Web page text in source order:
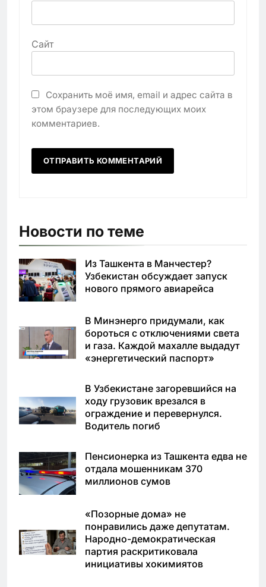
Сайт
Сохранить моё имя, email и адрес сайта в
этом браузере для последующих моих
комментариев.
Новости по теме
Из Ташкента в Манчестер?
Узбекистан обсуждает запуск
нового прямого авиарейса
В Минэнерго придумали, как
бороться с отключениями света
и газа. Каждой махалле выдадут
«энергетический паспорт»
В Узбекистане загоревшийся на
ходу грузовик врезался в
ограждение и перевернулся.
Водитель погиб
Пенсионерка из Ташкента едва не
отдала мошенникам 370
миллионов сумов
«Позорные дома» не
понравились даже депутатам.
Народно-демократическая
партия раскритиковала
инициативы хокимиятов